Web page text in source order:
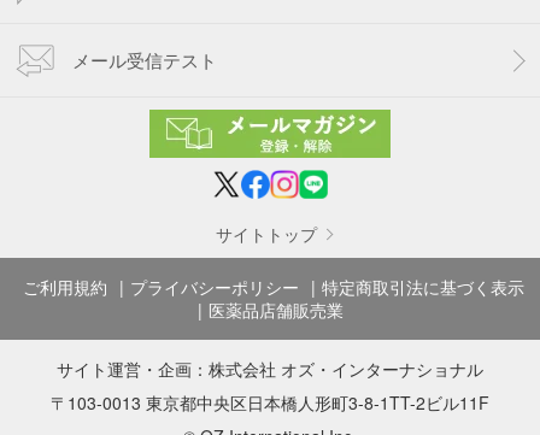
メール受信テスト
サイトトップ
ご利用規約 プライバシーポリシー
特定商取引法に基づく表示
医薬品店舗販売業
サイト運営・企画： 株式会社 オズ・インターナショナル
〒103-0013 東京都中央区日本橋人形町3-8-1TT-2ビル11F